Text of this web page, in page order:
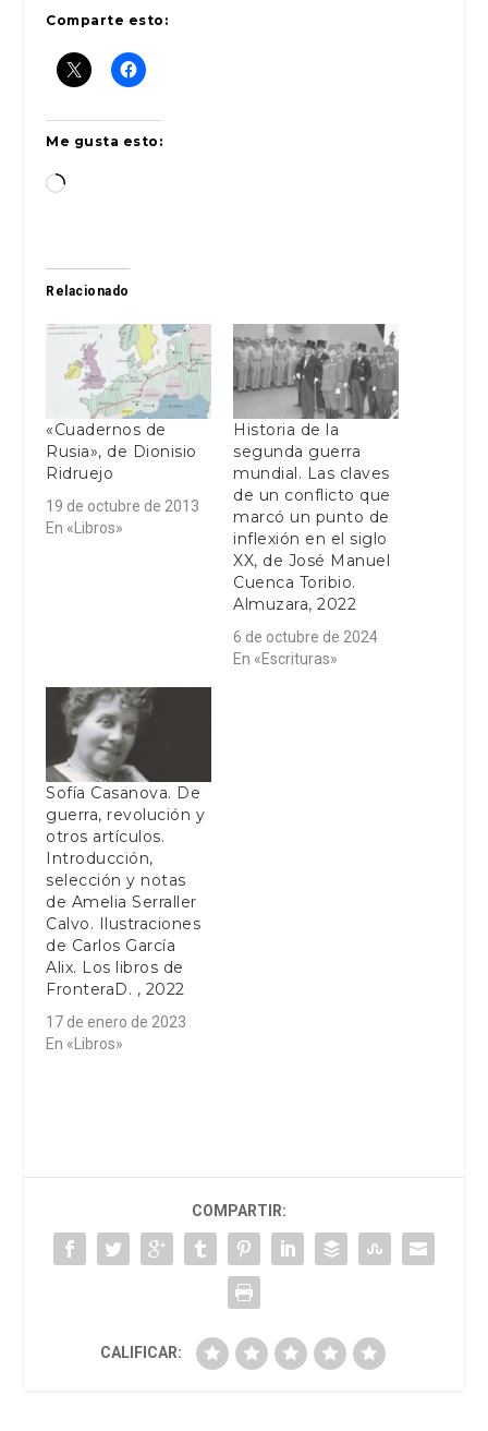
Comparte esto:
Me gusta esto:
Cargando...
Relacionado
«Cuadernos de
Rusia», de Dionisio
Ridruejo
19 de octubre de 2013
En «Libros»
Historia de la
segunda guerra
mundial. Las claves
de un conflicto que
marcó un punto de
inflexión en el siglo
XX, de José Manuel
Cuenca Toribio.
Almuzara, 2022
6 de octubre de 2024
En «Escrituras»
Sofía Casanova. De
guerra, revolución y
otros artículos.
Introducción,
selección y notas
de Amelia Serraller
Calvo. Ilustraciones
de Carlos García
Alix. Los libros de
FronteraD. , 2022
17 de enero de 2023
En «Libros»
COMPARTIR:
CALIFICAR: